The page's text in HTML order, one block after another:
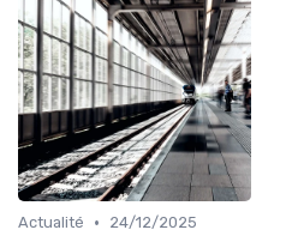
Actualité •
24/12/2025